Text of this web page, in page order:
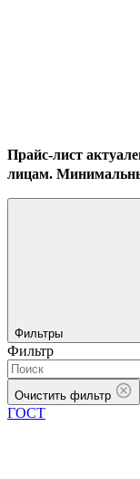
Прайс-лист
лицам.
Фильтры
Фильтр
Очистить фильтр
ГОСТ